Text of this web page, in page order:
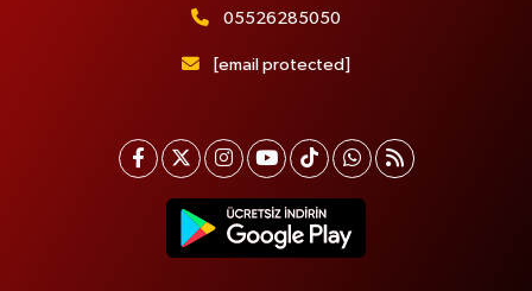
05526285050
[email protected]